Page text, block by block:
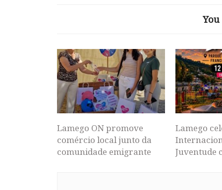
Lamego ON promove
comércio local junto da
comunidade emigrante
Lamego
Juventude